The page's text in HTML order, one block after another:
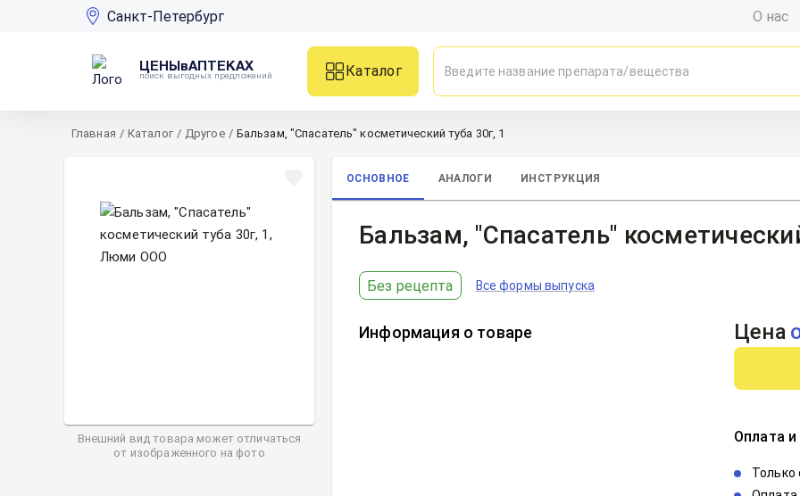
Санкт-Петербург О нас
ЦЕНЫвАПТЕКАХ
поиск выгодных предложений
Каталог
Главная / Каталог / Другое / Бальзам, "Спасатель" косметический туба 30г, 1
Внешний вид товара может отличаться
от изображенного на фото
ОСНОВНОЕ АНАЛОГИ ИНСТРУКЦИЯ
Бальзам, "Спасатель"
Без рецепта Все формы выпуска
Информация о товаре Цена
Оплата
Только